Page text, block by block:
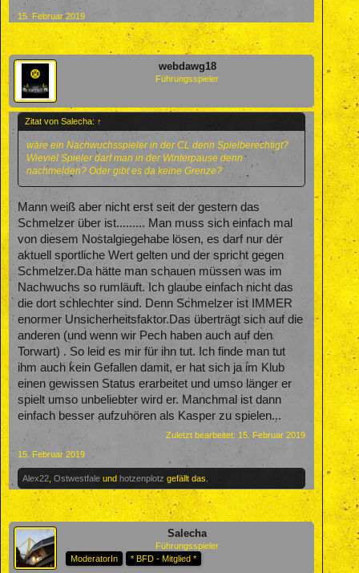
15. Februar 2019
webdawg18
Führungsspieler
Zitat von Salecha: ↑
wäre ein Nachwuchsspieler in der CL denn Spielberechtigt?
Wieviel Spieler darf man in der Winterpause denn
nachmelden? Oder gibt es da keine Grenze?
Mann weiß aber nicht erst seit der gestern das
Schmelzer über ist......... Man muss sich einfach mal
von diesem Nostalgiegehabe lösen, es darf nur der
aktuell sportliche Wert gelten und der spricht gegen
Schmelzer.Da hätte man schauen müssen was im
Nachwuchs so rumläuft. Ich glaube einfach nicht das
die dort schlechter sind. Denn Schmelzer ist IMMER
enormer Unsicherheitsfaktor.Das überträgt sich auf die
anderen (und wenn wir Pech haben auch auf den
Torwart) . So leid es mir für ihn tut. Ich finde man tut
ihm auch kein Gefallen damit, er hat sich ja im Klub
einen gewissen Status erarbeitet und umso länger er
spielt umso unbeliebter wird er. Manchmal ist dann
einfach besser aufzuhören als Kasper zu spielen...
Zuletzt bearbeitet: 15. Februar 2019
15. Februar 2019
Alex22 Ostwestfale und hotzenplotz gefällt das.
Salecha
Führungsspieler
ModeratorIn
* BFD - Mitglied *